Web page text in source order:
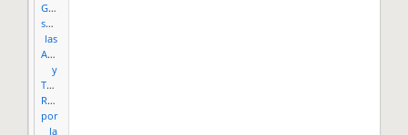
Gráfica
sobre
las
Actividades
y
Trabajos
Realizados
por
la